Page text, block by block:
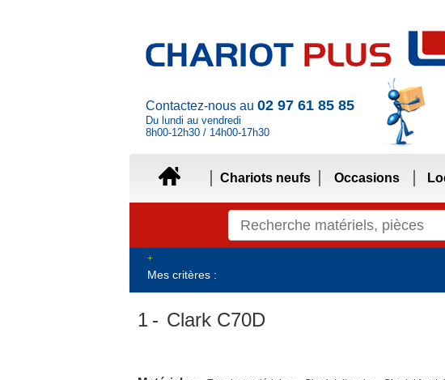
Contactez-nous au 02 97 61 85 85
Du lundi au vendredi
8h00-12h30 / 14h00-17h30
Chariots neufs Occasions
Mes critères :
1 Clark C70D